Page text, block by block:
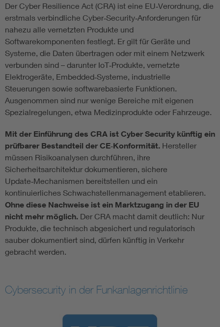
Der Cyber Resilience Act (CRA) ist eine EU‑Verordnung, die
erstmals verbindliche Cyber‑Security‑Anforderungen für
nahezu alle vernetzten Produkte und
Softwarekomponenten festlegt. Er gilt für Geräte und
Systeme, die Daten übertragen oder mit einem Netzwerk
verbunden sind – darunter IoT‑Produkte, vernetzte
Elektrogeräte, Embedded‑Systeme, industrielle
Steuerungen sowie softwarebasierte Funktionen.
Ausgenommen sind nur wenige Bereiche mit eigenen
Spezialregelungen, etwa Medizinprodukte oder Fahrzeuge.
Mit der Einführung des CRA ist Cyber Security künftig ein
prüfbarer Bestandteil der CE‑Konformität. Hersteller
müssen Risikoanalysen durchführen, ihre
Sicherheitsarchitektur dokumentieren, sichere
Update‑Mechanismen bereitstellen und ein
kontinuierliches Schwachstellenmanagement etablieren.
Ohne diese Nachweise ist ein Marktzugang in der EU
nicht mehr möglich. Der CRA macht damit deutlich: Nur
Produkte, die technisch abgesichert und regulatorisch
sauber dokumentiert sind, dürfen künftig in Verkehr
gebracht werden.
Cybersecurity in der Funkanlagenrichtlinie